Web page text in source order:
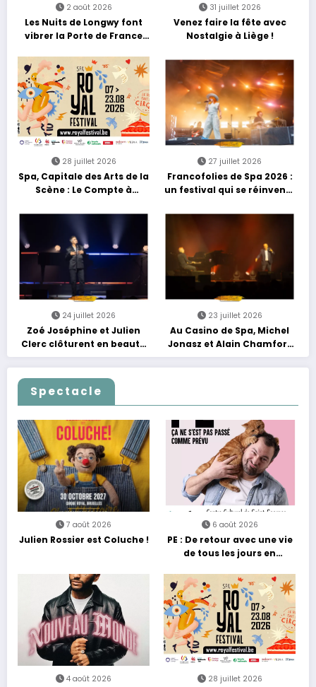
2 août 2026
Les Nuits de Longwy font
vibrer la Porte de France
découvertes et énergie
reggae
31 juillet 2026
Venez faire la fête avec
Nostalgie à Liège !
28 juillet 2026
Spa, Capitale des Arts de la
Scène : Le Compte à
27 juillet 2026
Francofolies de Spa 2026 :
un festival qui se réinvente
grands moments de scène
24 juillet 2026
Zoé Joséphine et Julien
Clerc clôturent en beauté
Les Nuits Francofolies au
Casino
23 juillet 2026
Au Casino de Spa, Michel
Jonasz et Alain Chamfort
célèbrent le temps qui
passe… sans jamais céder
Spectacle
7 août 2026
Julien Rossier est Coluche !
6 août 2026
PE : De retour avec une vie
de tous les jours en
4 août 2026 28 juillet 2026